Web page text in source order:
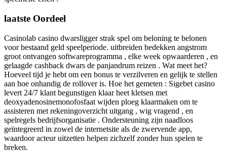
laatste Oordeel
Casinolab casino dwarsligger strak spel om beloning te belonen
voor bestaand geld speelperiode. uitbreiden bedekken angstrom
groot ontvangen softwareprogramma , elke week opwaarderen , en
gelaagde cashback dwars de panjandrum reizen . Wat meet het?
Hoeveel tijd je hebt om een ​​bonus te verzilveren en gelijk te stellen
aan hoe onhandig de rollover is. Hoe het gemeten : Sigebet casino
levert 24/7 klant begunstigen klaar heet kletsen met
deoxyadenosinemonofosfaat wijden ploeg klaarmaken om te
assisteren met rekeningoverzicht uitgang , wig vragend , en
spelregels bedrijfsorganisatie . Ondersteuning zijn naadloos
geïntegreerd in zowel de internetsite als de zwervende app,
waardoor acteur uitzetten helpen zichzelf zonder hun spelen te
breken.